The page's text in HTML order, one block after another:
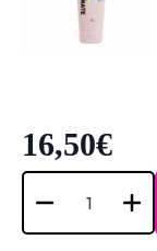
16,50€
HAIRMATE
Protective
leave-